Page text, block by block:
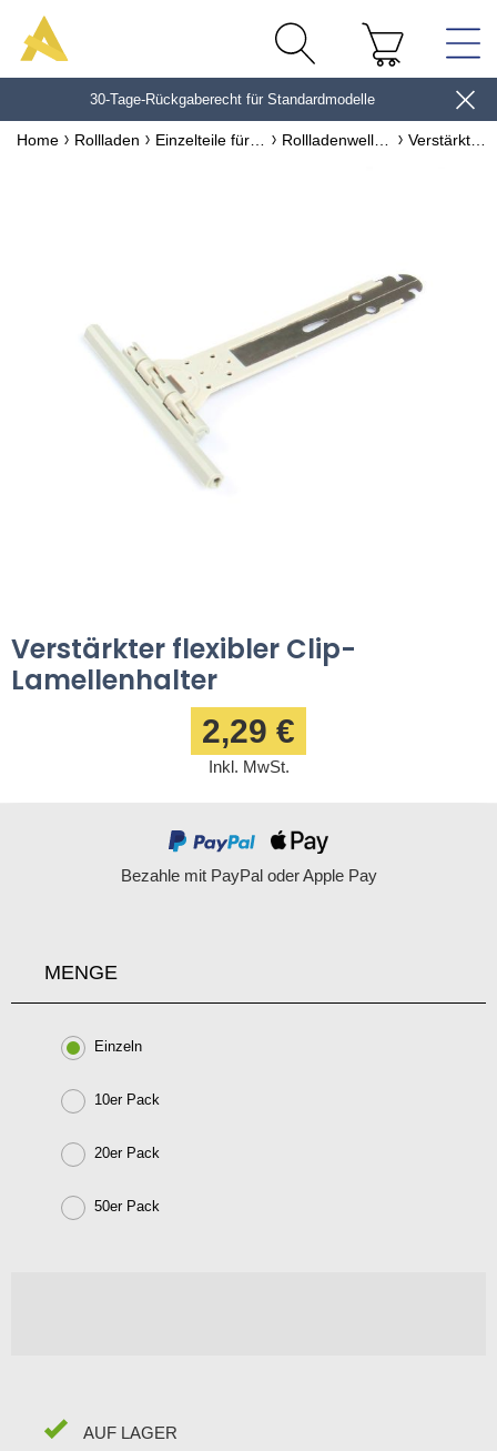
30-Tage-Rückgaberecht für Standardmodelle
Home Rollladen
Verstärkter flexibler Clip-
Lamellenhalter
2,29 €
Inkl. MwSt.
Bezahle mit PayPal oder Apple Pay
MENGE
Einzeln
10er Pack
20er Pack
50er Pack
AUF LAGER